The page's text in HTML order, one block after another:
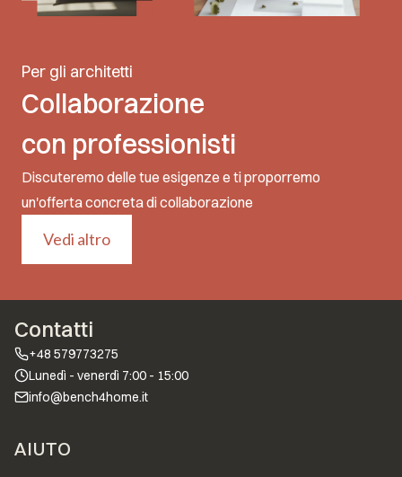
Per gli architetti
Collaborazione
con professionisti
Discuteremo delle tue esigenze e ti proporremo
un'offerta concreta di collaborazione
Vedi altro
Contatti
+48 579773275
Lunedì - venerdì 7:00 - 15:00
info@bench4home.it
Menu a piè di pagina
AIUTO